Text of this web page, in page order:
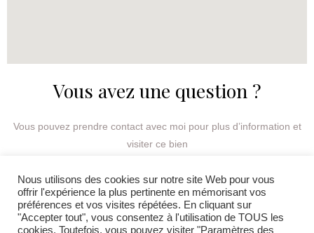
Vous avez une question ?​
Vous pouvez prendre contact avec moi pour plus d’information et
visiter ce bien
Prendre contact
Copyright © 2026 Chab Immobilier
Nous utilisons des cookies sur notre site Web pour vous
offrir l'expérience la plus pertinente en mémorisant vos
préférences et vos visites répétées. En cliquant sur
"Accepter tout", vous consentez à l'utilisation de TOUS les
cookies. Toutefois, vous pouvez visiter "Paramètres des